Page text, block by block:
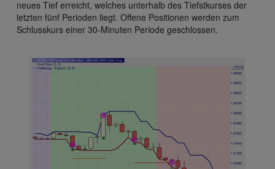
neues Tief erreicht, welches unterhalb des Tiefstkurses der
letzten fünf Perioden liegt. Offene Positionen werden zum
Schlusskurs einer 30-Minuten Periode geschlossen.